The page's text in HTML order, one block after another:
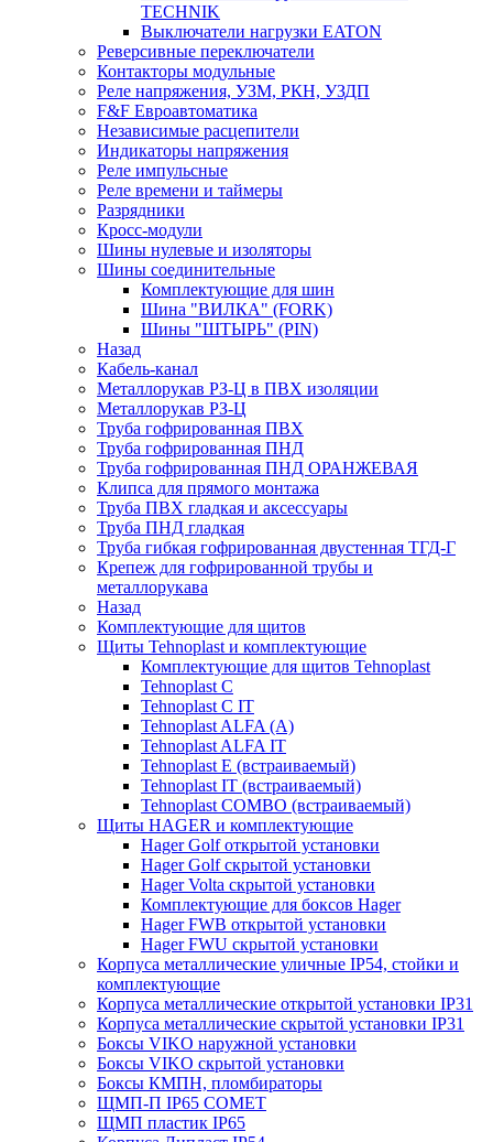
TECHNIK
Выключатели нагрузки EATON
Реверсивные переключатели
Контакторы модульные
Реле напряжения, УЗМ, РКН, УЗДП
F&F Евроавтоматика
Независимые расцепители
Индикаторы напряжения
Реле импульсные
Реле времени и таймеры
Разрядники
Кросс-модули
Шины нулевые и изоляторы
Шины соединительные
Комплектующие для шин
Шина "ВИЛКА" (FORK)
Шины "ШТЫРЬ" (PIN)
Назад
Кабель-канал
Металлорукав РЗ-Ц в ПВХ изоляции
Металлорукав РЗ-Ц
Труба гофрированная ПВХ
Труба гофрированная ПНД
Труба гофрированная ПНД ОРАНЖЕВАЯ
Клипса для прямого монтажа
Труба ПВХ гладкая и аксессуары
Труба ПНД гладкая
Труба гибкая гофрированная двустенная ТГД-Г
Крепеж для гофрированной трубы и
металлорукава
Назад
Комплектующие для щитов
Щиты Tehnoplast и комплектующие
Комплектующие для щитов Tehnoplast
Tehnoplast C
Tehnoplast C IT
Tehnoplast ALFA (А)
Tehnoplast ALFA IT
Tehnoplast E (встраиваемый)
Tehnoplast IT (встраиваемый)
Tehnoplast COMBO (встраиваемый)
Щиты HAGER и комплектующие
Hager Golf открытой установки
Hager Golf скрытой установки
Hager Volta скрытой установки
Комплектующие для боксов Hager
Hager FWB открытой установки
Hager FWU скрытой установки
Корпуса металлические уличные IP54, стойки и
комплектующие
Корпуса металлические открытой установки IP31
Корпуса металлические скрытой установки IP31
Боксы VIKO наружной установки
Боксы VIKO скрытой установки
Боксы КМПН, пломбираторы
ЩМП-П IP65 COMET
ЩМП пластик IP65